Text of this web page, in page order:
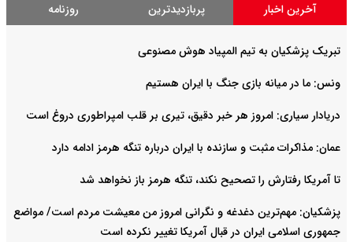
آخرین اخبار پربازدیدترین روزنامه
تبریک پزشکیان به تیم المپیاد هوش مصنوعی
ونس: ما در میانه بازی جنگ با ایران هستیم
دریادار سیاری: امروز هر خبر دقیق، تیری بر قلب امپراطوری دروغ است
عمان: مذاکرات مثبت و سازنده با ایران درباره تنگه هرمز ادامه دارد
تا آمریکا رفتارش را تصحیح نکند، تنگه هرمز باز نخواهد شد
پزشکیان: مهم‌ترین دغدغه و نگرانی امروز من معیشت مردم است/ مواضع
جمهوری اسلامی ایران در قبال آمریکا تغییر نکرده است